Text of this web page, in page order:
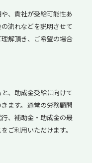
、貴社が受給可能性あ
流れなどを説明させて
解頂き、ご希望の場合
、助成金受給に向けて
ます。通常の労務顧問
、補助金・助成金の最
ご利用いただけます。